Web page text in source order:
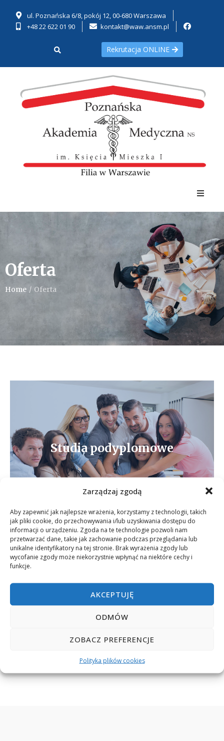
Zarządzaj zgodą
Aby zapewnić jak najlepsze wrażenia, korzystamy z technologii, takich
jak pliki cookie, do przechowywania i/lub uzyskiwania dostępu do
informacji o urządzeniu. Zgoda na te technologie pozwoli nam
przetwarzać dane, takie jak zachowanie podczas przeglądania lub
unikalne identyfikatory na tej stronie. Brak wyrażenia zgody lub
wycofanie zgody może niekorzystnie wpłynąć na niektóre cechy i
funkcje.
AKCEPTUJĘ
ODMÓW
ZOBACZ PREFERENCJE
Polityka plików cookies
ul. Poznańska 6/8, pokój 12, 00-680 Warszawa
+48 22 622 01 90
kontakt@waw.ansm.pl
Rekrutacja ONLINE
Oferta
Home / Oferta
Studia podyplomowe
Studia podyplomowe
Zobacz
Szkolenia
Zobacz